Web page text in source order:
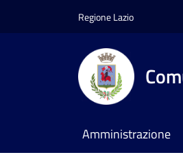
Regione Lazio
Amministrazione